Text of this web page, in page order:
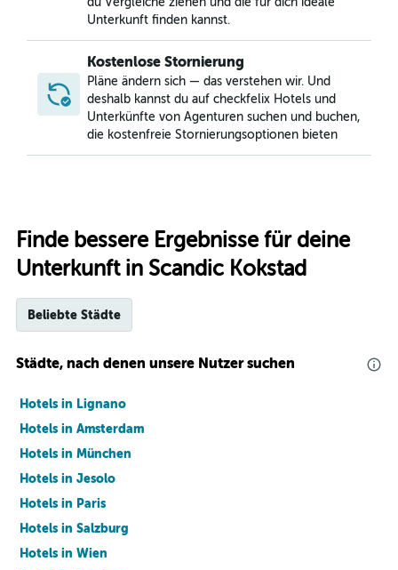
Unterkunft finden kannst.
Kostenlose Stornierung
Pläne ändern sich — das verstehen wir. Und
deshalb kannst du auf checkfelix Hotels und
Unterkünfte von Agenturen suchen und buchen,
die kostenfreie Stornierungsoptionen bieten
Finde bessere Ergebnisse für deine
Unterkunft in Scandic Kokstad
Beliebte Städte
Städte, nach denen unsere Nutzer suchen
Hotels in Lignano
Hotels in Amsterdam
Hotels in München
Hotels in Jesolo
Hotels in Paris
Hotels in Salzburg
Hotels in Wien